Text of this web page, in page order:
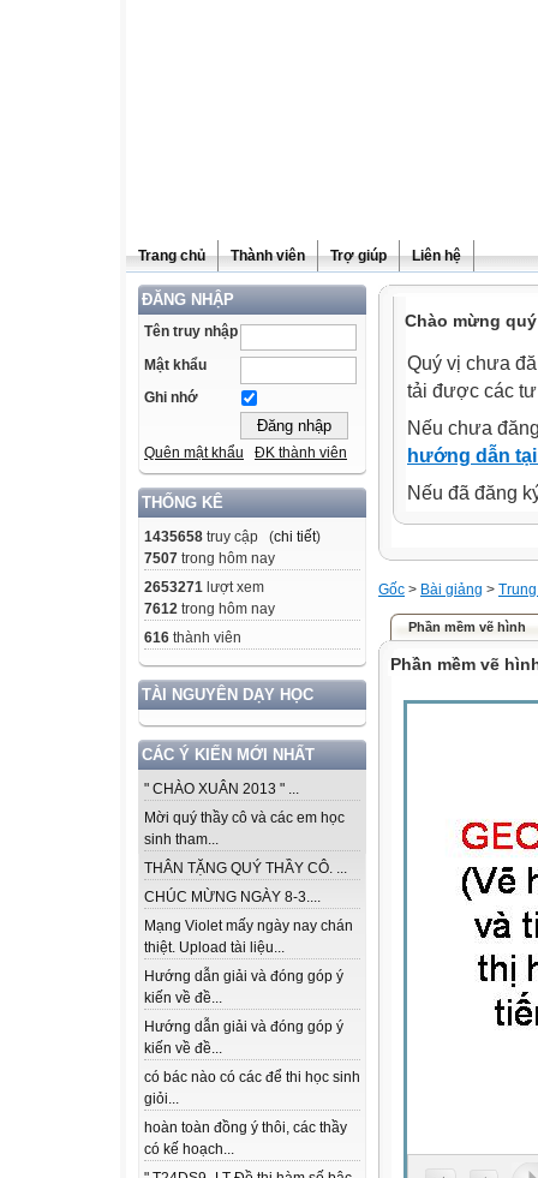
Trang chủ Thành viên Trợ giúp Liên hệ
ĐĂNG NHẬP
Tên truy nhập
Mật khẩu
Ghi nhớ
Quên mật khẩu ĐK thành viên
THỐNG KÊ
1435658 truy cập (chi tiết)
7507 trong hôm nay
2653271 lượt xem
7612 trong hôm nay
616 thành viên
TÀI NGUYÊN DẠY HỌC
CÁC Ý KIẾN MỚI NHẤT
" CHÀO XUÂN 2013 " ...
Mời quý thầy cô và các em học
sinh tham...
THÂN TẶNG QUÝ THẦY CÔ. ...
CHÚC MỪNG NGÀY 8-3....
Mạng Violet mấy ngày nay chán
thiệt. Upload tài liệu...
Hướng dẫn giải và đóng góp ý
kiến về đề...
Hướng dẫn giải và đóng góp ý
kiến về đề...
có bác nào có các để thi học sinh
giỏi...
hoàn toàn đồng ý thôi, các thầy
có kế hoạch...
Chào mừng
Quý vị chưa
tải được các
Nếu chưa
hướng dẫn
Nếu đã đăng
Gốc > Bài giảng >
Phần mềm vẽ hình
Phần mềm vẽ